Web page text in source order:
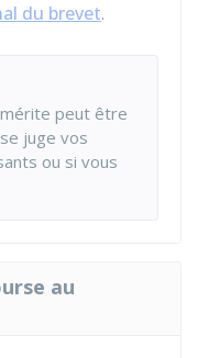
du brevet.
peut être
juge vos
ou si vous
au